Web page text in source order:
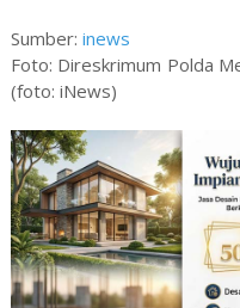
Sumber: inews
Foto: Direskrimum Polda
(foto: iNews)